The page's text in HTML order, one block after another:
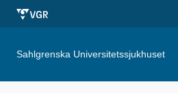
Sahlgrenska Universitetssjukhuset